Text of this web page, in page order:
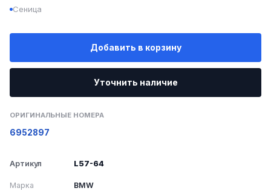
Сеница
Добавить в корзину
Уточнить наличие
ОРИГИНАЛЬНЫЕ НОМЕРА
6952897
Артикул L57-64
Марка BMW